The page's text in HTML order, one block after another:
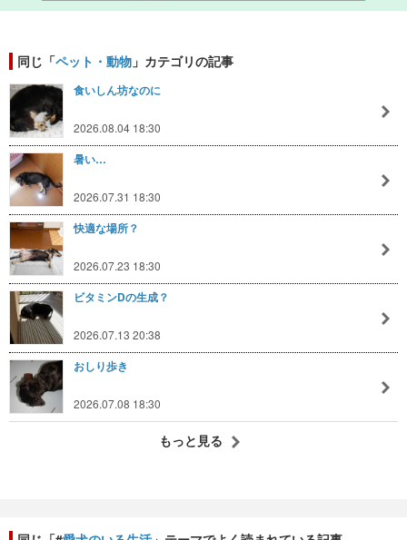
同じ「ペット・動物 」カテゴリの記事
食いしん坊なのに
2026.08.04 18:30
暑い…
2026.07.31 18:30
快適な場所？
2026.07.23 18:30
ビタミンDの生成？
2026.07.13 20:38
おしり歩き
2026.07.08 18:30
もっと見る